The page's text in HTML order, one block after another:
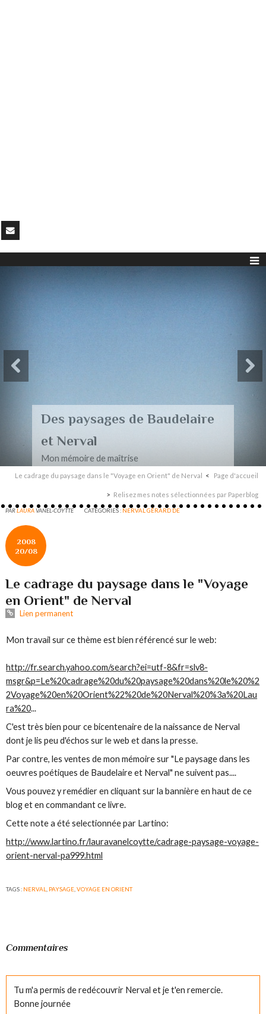
Des paysages de Baudelaire
et Nerval
Mon mémoire de maîtrise
Le cadrage du paysage dans le "Voyage en Orient" de Nerval Page d'accueil
Relisez mes notes sélectionnées par Paperblog
PARLAURAVANEL-COYTTE CATÉGORIES : NERVAL GÉRARD DE
2008
20/08
Le cadrage du paysage dans le "Voyage
en Orient" de Nerval
Lien permanent
Mon travail sur ce thème est bien référencé sur le web:
http://fr.search.yahoo.com/search?ei=utf-8&fr=slv8-
msgr&p=Le%20cadrage%20du%20paysage%20dans%20le%20%2
2Voyage%20en%20Orient%22%20de%20Nerval%20%3a%20Lau
ra%20...
C'est très bien pour ce bicentenaire de la naissance de Nerval
dont je lis peu d'échos sur le web et dans la presse.
Par contre, les ventes de mon mémoire sur "Le paysage dans les
oeuvres poétiques de Baudelaire et Nerval" ne suivent pas....
Vous pouvez y remédier en cliquant sur la bannière en haut de ce
blog et en commandant ce livre.
Cette note a été selectionnée par Lartino:
http://www.lartino.fr/lauravanelcoytte/cadrage-paysage-voyage-
orient-nerval-pa999.html
TAGS : NERVAL PAYSAGE ,VOYAGE EN ORIENT
Commentaires
Tu m'a permis de redécouvrir Nerval et je t'en remercie.
Bonne journée